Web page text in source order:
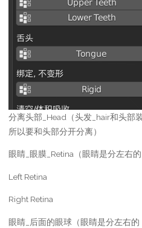
分离头部_Head（头发_hair和头部
所以要和头部分开分离）
眼睛_眼膜_Retina（眼睛是分左右的
Left Retina
Right Retina
眼睛_后面的眼球（眼睛是分左右的